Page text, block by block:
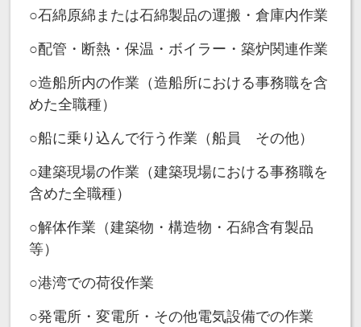
○石綿原綿または石綿製品の運搬・倉庫内作業
○配管・断熱・保温・ボイラー・築炉関連作業
○造船所内の作業（造船所における事務職を含
めた全職種）
○船に乗り込んで行う作業（船員 その他）
○建築現場の作業（建築現場における事務職を
含めた全職種）
○解体作業（建築物・構造物・石綿含有製品
等）
○港湾での荷役作業
○発電所・変電所・その他電気設備での作業